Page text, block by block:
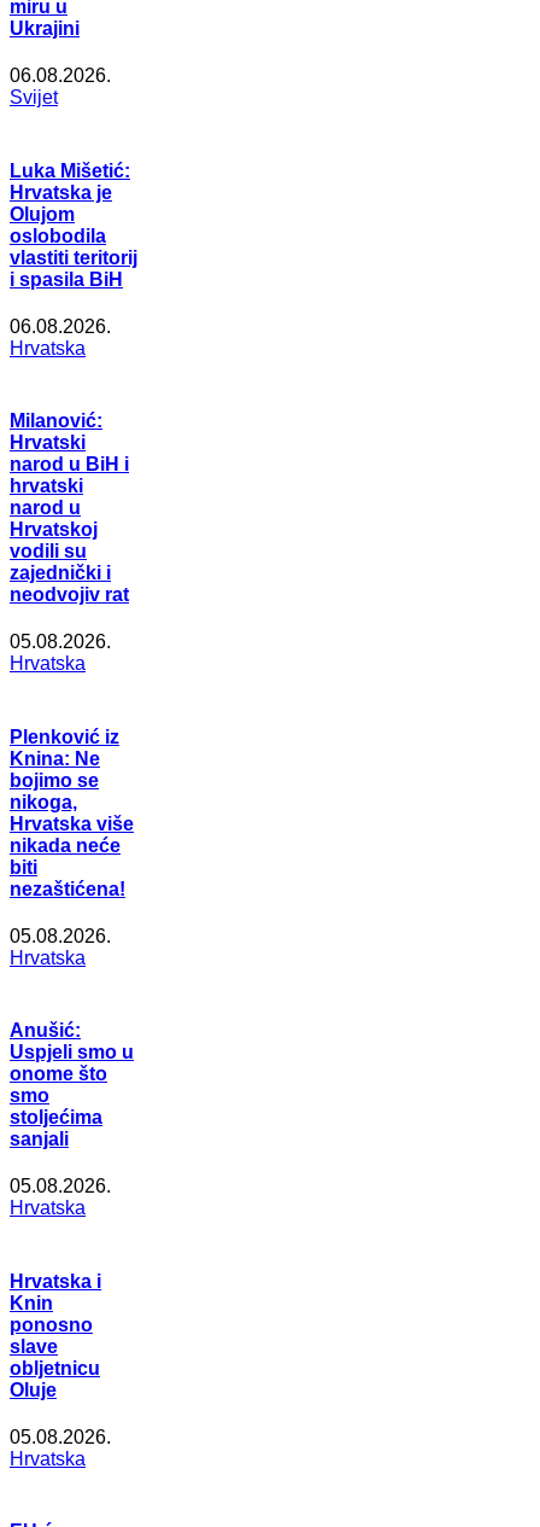
miru u
Ukrajini
06.08.2026.
Svijet
Luka Mišetić:
Hrvatska je
Olujom
oslobodila
vlastiti teritorij
i spasila BiH
06.08.2026.
Hrvatska
Milanović:
Hrvatski
narod u BiH i
hrvatski
narod u
Hrvatskoj
vodili su
zajednički i
neodvojiv rat
05.08.2026.
Hrvatska
Plenković iz
Knina: Ne
bojimo se
nikoga,
Hrvatska više
nikada neće
biti
nezaštićena!
05.08.2026.
Hrvatska
Anušić:
Uspjeli smo u
onome što
smo
stoljećima
sanjali
05.08.2026.
Hrvatska
Hrvatska i
Knin
ponosno
slave
obljetnicu
Oluje
05.08.2026.
Hrvatska